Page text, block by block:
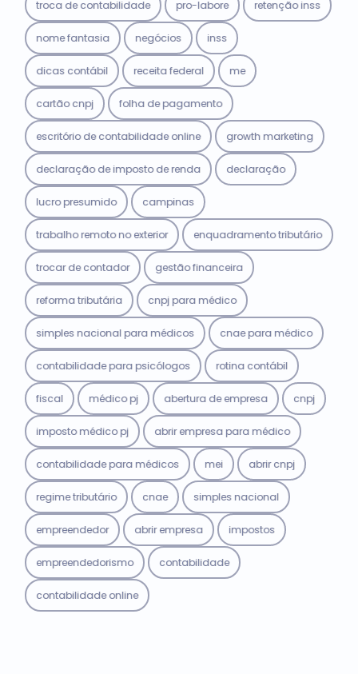
troca de contabilidade pro-labore retenção inss
nome fantasia negócios inss
dicas contábil receita federal me
cartão cnpj folha de pagamento
escritório de contabilidade online growth marketing
declaração de imposto de renda declaração
lucro presumido campinas
trabalho remoto no exterior enquadramento tributário
trocar de contador gestão financeira
reforma tributária cnpj para médico
simples nacional para médicos cnae para médico
contabilidade para psicólogos rotina contábil
fiscal médico pj abertura de empresa cnpj
imposto médico pj abrir empresa para médico
contabilidade para médicos mei abrir cnpj
regime tributário cnae simples nacional
empreendedor abrir empresa impostos
empreendedorismo contabilidade
contabilidade online